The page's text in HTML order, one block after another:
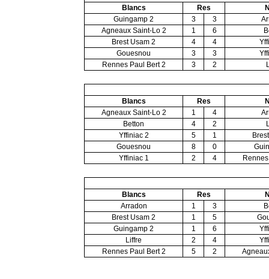
Blancs Res
Guingamp 2
3 3
Agneaux Saint-Lo 2
1 6
Brest Usam 2
4 4
Gouesnou
3 3
Rennes Paul Bert 2
3 2
Blancs Res
Agneaux Saint-Lo 2
1 4
Betton
4 2
Yffiniac 2
5 1
Gouesnou
8 0
Yffiniac 1
2 4
Blancs Res
Arradon
1 3
Brest Usam 2
1 5
Guingamp 2
1 6
Liffre
2 4
Rennes Paul Bert 2
5 2